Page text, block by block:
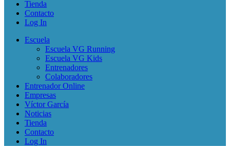
Tienda
Contacto
Log In
Escuela
Escuela VG Running
Escuela VG Kids
Entrenadores
Colaboradores
Entrenador Online
Empresas
Víctor García
Noticias
Tienda
Contacto
Log In